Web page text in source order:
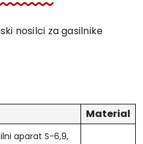
nosilci za gasilnike
Material
aparat S-6,9,